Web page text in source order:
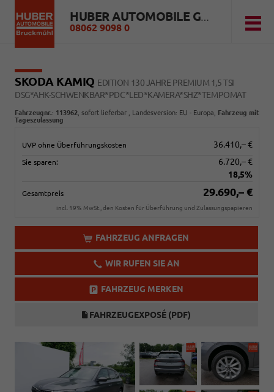
HUBER AUTOMOBILE GMBH
08062 9098 0
SKODA KAMIQ EDITION 130 JAHRE PREMIUM 1,5 TSI
DSG*AHK-SCHWENKBAR*PDC*LED*KAMERA*SHZ*TEMPOMAT
Fahrzeugnr.: 113962 sofort lieferbar , Landesversion: EU - Europa, Fahrzeug mit
Tageszulassung
UVP ohne Überführungskosten 36.410,– €
Sie sparen:
6.720,– €
18,5%
Gesamtpreis 29.690,– €
incl. 19% MwSt., den Kosten für Überführung und Zulassungspapieren
FAHRZEUG ANFRAGEN
WIR RUFEN SIE AN
FAHRZEUG MERKEN
FAHRZEUGEXPOSÉ (PDF)